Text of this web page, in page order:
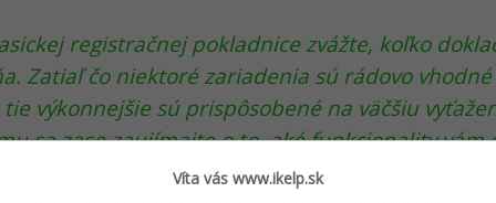
registračnej pokladnice zvážte, koľko
Zatiaľ čo niektoré zariadenia sú rádovo
výkonnejšie sú prispôsobené na väčšiu
sa zase zaujímajte o to, aké funkcionality vám
skladových zásob, nastavovanie vernostných
Víta vás www.ikelp.sk